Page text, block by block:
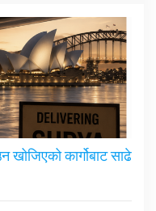
कार्गोबाट साढे